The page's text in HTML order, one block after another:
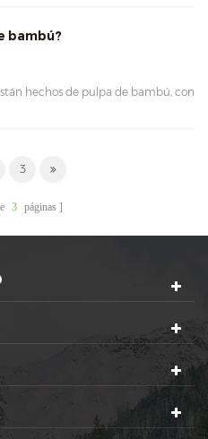
bambú?
hechos de pulpa de bambú, con
3
3 páginas